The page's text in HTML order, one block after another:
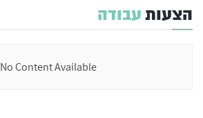
הצעותעבודה
No Content Available